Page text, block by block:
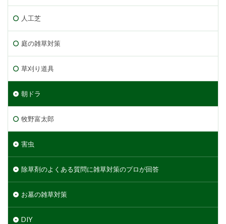
人工芝
庭の雑草対策
草刈り道具
朝ドラ
牧野富太郎
害虫
除草剤のよくある質問に雑草対策のプロが回答
お墓の雑草対策
DIY